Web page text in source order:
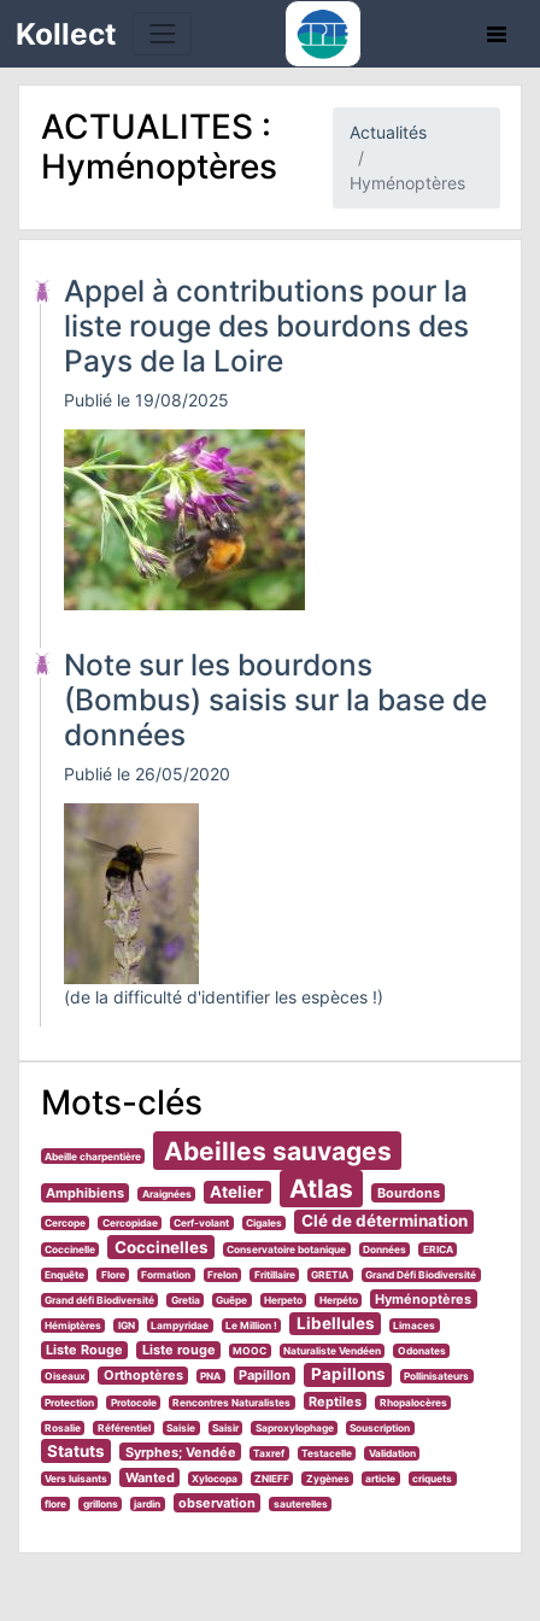
Kollect
ACTUALITES :
Hyménoptères
Actualités
Hyménoptères
Appel à contributions pour la
liste rouge des bourdons des
Pays de la Loire
Publié le 19/08/2025
Note sur les bourdons
(Bombus) saisis sur la base de
données
Publié le 26/05/2020
(de la difficulté d'identifier les espèces !)
Mots-clés
Abeille charpentière Abeilles sauvages
Amphibiens Araignées Atelier Atlas Bourdons
Cercope Cercopidae Cerf-volant Cigales Clé de détermination
Coccinelle Coccinelles Conservatoire botanique Données ERICA
Enquête Flore Formation Frelon Fritillaire GRETIA Grand Défi Biodiversité
Grand défi Biodiversité Gretia Guêpe Herpeto Herpéto Hyménoptères
Hémiptères IGN Lampyridae Le Million ! Libellules Limaces
Liste Rouge Liste rouge MOOC Naturaliste Vendéen Odonates
Oiseaux Orthoptères PNA Papillon Papillons Pollinisateurs
Protection Protocole Rencontres Naturalistes Reptiles Rhopalocères
Rosalie Référentiel Saisie Saisir Saproxylophage Souscription
Statuts Syrphes; Vendée Taxref Testacelle Validation
Vers luisants Wanted Xylocopa ZNIEFF Zygènes article criquets
flore grillons jardin observation sauterelles